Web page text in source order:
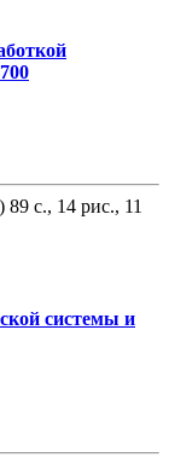
с., 14 рис., 11
системы и